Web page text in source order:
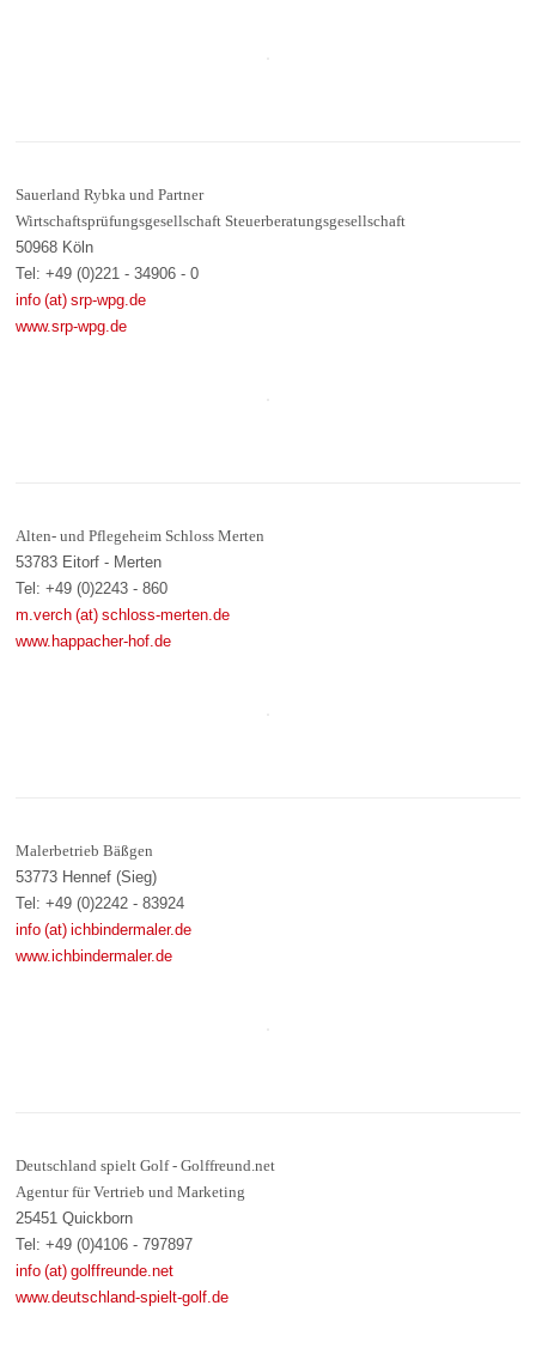
Sauerland Rybka und Partner
Wirtschaftsprüfungsgesellschaft Steuerberatungsgesellschaft
50968 Köln
Tel: +49 (0)221 - 34906 - 0
info (at) srp-wpg.de
www.srp-wpg.de
Alten- und Pflegeheim Schloss Merten
53783 Eitorf - Merten
Tel: +49 (0)2243 - 860
m.verch (at) schloss-merten.de
www.happacher-hof.de
Malerbetrieb Bäßgen
53773 Hennef (Sieg)
Tel: +49 (0)2242 - 83924
info (at) ichbindermaler.de
www.ichbindermaler.de
Deutschland spielt Golf - Golffreund.net
Agentur für Vertrieb und Marketing
25451 Quickborn
Tel: +49 (0)4106 - 797897
info (at) golffreunde.net
www.deutschland-spielt-golf.de